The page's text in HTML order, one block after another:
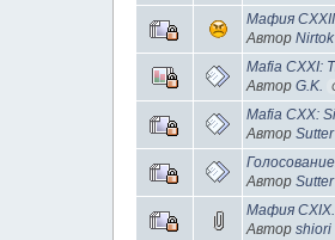
Мафия
АвторNirtok
Mafia CXXI:
АвторG.K.
Mafia CXX:
Автор
Автор
Мафия
Авторshiori